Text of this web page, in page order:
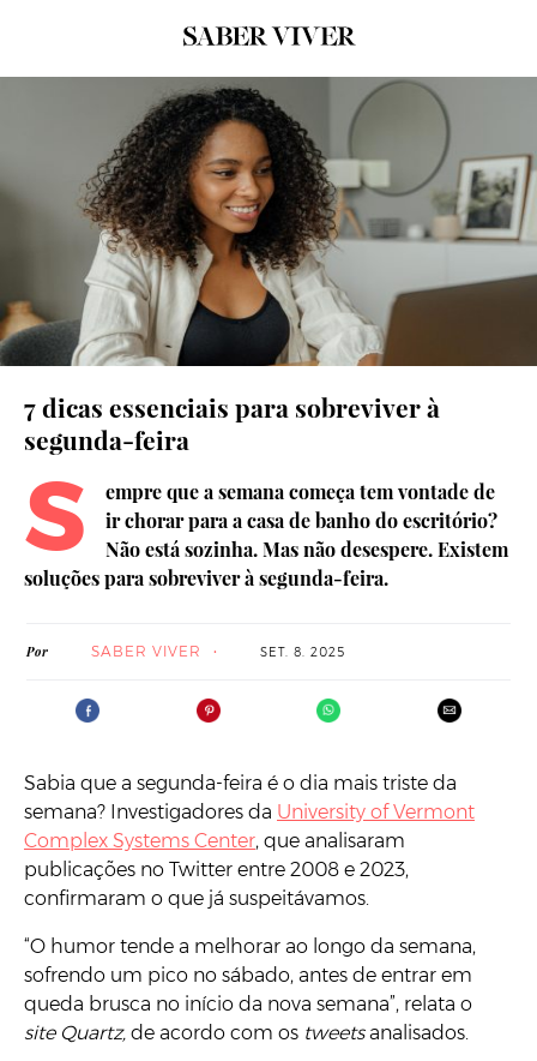
© Pexels
7 dicas essenciais para sobreviver à
segunda-feira
S
empre que a semana começa tem vontade de
ir chorar para a casa de banho do escritório?
Não está sozinha. Mas não desespere. Existem
soluções para sobreviver à segunda-feira.
Por SABER VIVER SET. 8. 2025
Sabia que a segunda-feira é o dia mais triste da
semana? Investigadores da University of Vermont
Complex Systems Center, que analisaram
publicações no Twitter entre 2008 e 2023,
confirmaram o que já suspeitávamos.
“O humor tende a melhorar ao longo da semana,
sofrendo um pico no sábado, antes de entrar em
queda brusca no início da nova semana”, relata o
site Quartz, de acordo com os tweetsanalisados.